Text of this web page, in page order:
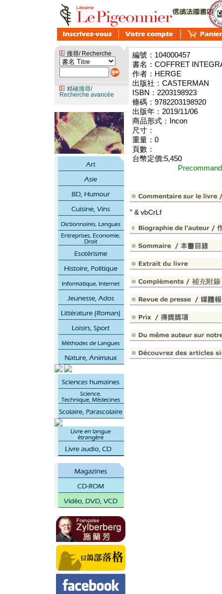
搜尋/ Recherche
精確搜尋/
Recherche avancée
編號：104000457
書名：COFFRET
作者：HERGE
出版社：CASTERMAN
ISBN：2203198923
條碼：9782203198920
出版年：2019/11/06
商品形式：Incon
尺寸：
重量：0
頁數：
台幣定價:5,450
" & vbCrLf